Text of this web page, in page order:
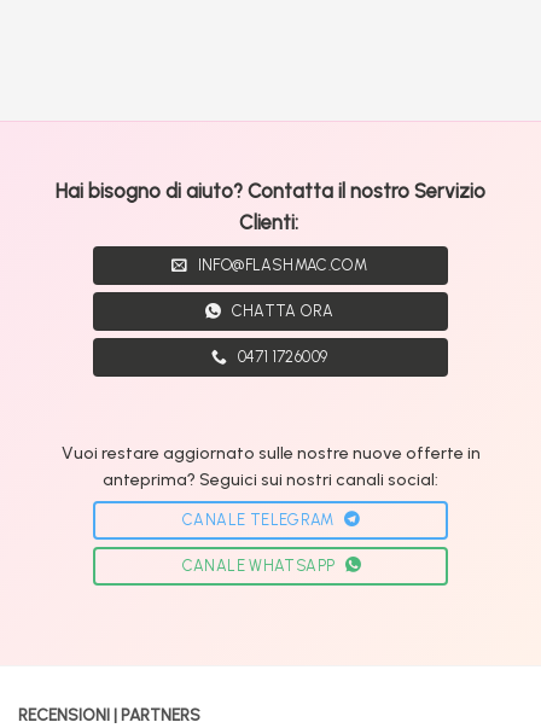
Hai bisogno di aiuto? Contatta il nostro Servizio
Clienti:
INFO@FLASHMAC.COM
CHATTA ORA
0471 1726009
Vuoi restare aggiornato sulle nostre nuove offerte in
anteprima? Seguici sui nostri canali social:
CANALE TELEGRAM
CANALE WHATSAPP
RECENSIONI | PARTNERS